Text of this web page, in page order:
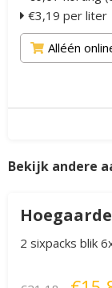
€3,19 per liter
Alléén
Bekijk andere
2 sixpacks blik